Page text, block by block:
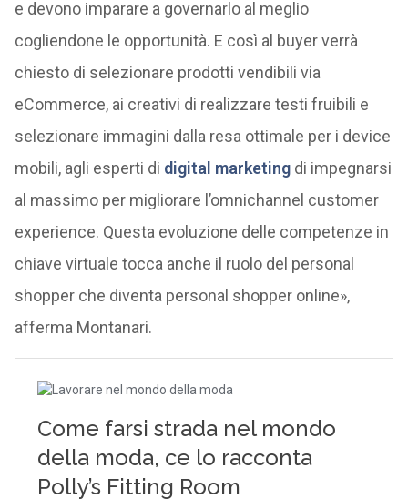
e devono imparare a governarlo al meglio
cogliendone le opportunità. E così al buyer verrà
chiesto di selezionare prodotti vendibili via
eCommerce, ai creativi di realizzare testi fruibili e
selezionare immagini dalla resa ottimale per i device
mobili, agli esperti di digital marketingdi impegnarsi
al massimo per migliorare l’omnichannel customer
experience. Questa evoluzione delle competenze in
chiave virtuale tocca anche il ruolo del personal
shopper che diventa personal shopper online»,
afferma Montanari.